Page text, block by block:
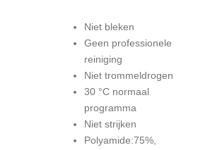
Niet bleken
Geen professionele
reiniging
Niet trommeldrogen
30 °C normaal
programma
Niet strijken
Polyamide:75%,